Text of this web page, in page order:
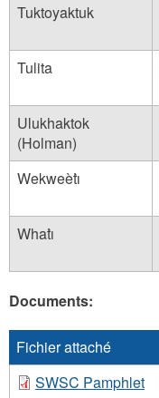
Tuktoyaktuk
Tulita
Ulukhaktok
(Holman)
Wekweètı̀
Whatı̀
Documents:
Fichier attaché
SWSC Pamphlet